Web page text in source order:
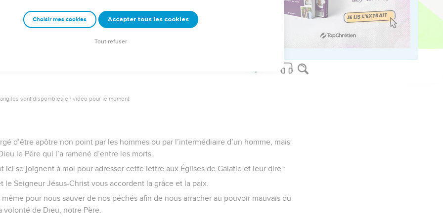
Copyright © 1992, 1999 by Biblica, Inc.® Used by permission. All rights reserved worldwide.
sont disponibles en vidéo pour le moment.
d’être apôtre non point par les hommes ou par l’intermédiaire d’un homme, mais
le Père qui l’a ramené d’entre les morts.
ici se joignent à moi pour adresser cette lettre aux Églises de Galatie et leur dire :
le Seigneur Jésus-Christ vous accordent la grâce et la paix.
même pour nous sauver de nos péchés afin de nous arracher au pouvoir mauvais du
volonté de Dieu, notre Père.
Choisir mes cookies Accepter tous les cookies
Tout refuser